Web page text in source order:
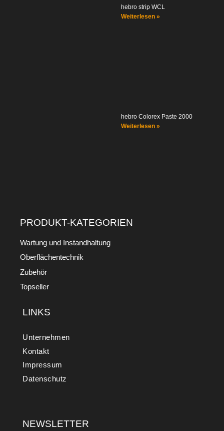
hebro strip WCL
Weiterlesen »
hebro Colorex Paste 2000
Weiterlesen »
PRODUKT-KATEGORIEN
Wartung und Instandhaltung
Oberflächentechnik
Zubehör
Topseller
LINKS
Unternehmen
Kontakt
Impressum
Datenschutz
NEWSLETTER